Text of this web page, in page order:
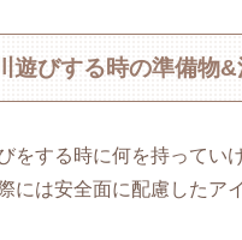
遊びする時の準備物&
をする時に何を持ってい
には安全面に配慮したア